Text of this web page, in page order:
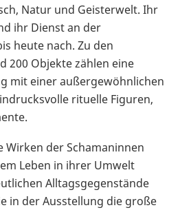
Natur und Geisterwelt. Ihr
ihr Dienst an der
heute nach. Zu den
200 Objekte zählen eine
mit einer außergewöhnlichen
rituelle Figuren,
Wirken der Schamaninnen
Leben in ihrer Umwelt
Alltagsgegenstände
in der Ausstellung die große